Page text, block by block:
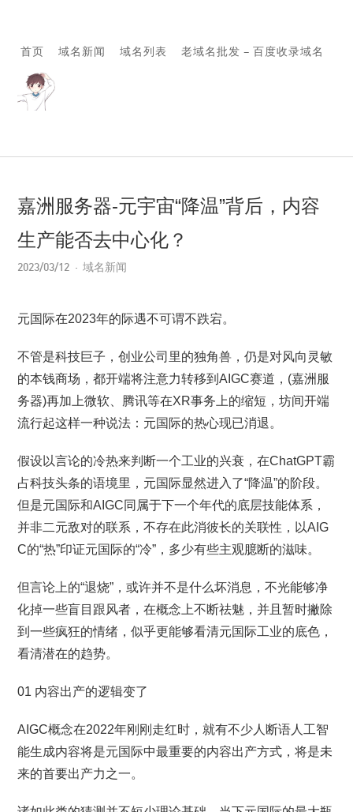
首页 域名新闻 域名列表 老域名批发 – 百度收录域名
嘉洲服务器-元宇宙“降温”背后，内容
生产能否去中心化？
2023/03/12 域名新闻
元国际在2023年的际遇不可谓不跌宕。
不管是科技巨子，创业公司里的独角兽，仍是对风向灵敏
的本钱商场，都开端将注意力转移到AIGC赛道，(嘉洲服
务器)再加上微软、腾讯等在XR事务上的缩短，坊间开端
流行起这样一种说法：元国际的热心现已消退。
假设以言论的冷热来判断一个工业的兴衰，在ChatGPT霸
占科技头条的语境里，元国际显然进入了“降温”的阶段。
但是元国际和AIGC同属于下一个年代的底层技能体系，
并非二元敌对的联系，不存在此消彼长的关联性，以AIG
C的“热”印证元国际的“冷”，多少有些主观臆断的滋味。
但言论上的“退烧”，或许并不是什么坏消息，不光能够净
化掉一些盲目跟风者，在概念上不断祛魅，并且暂时撇除
到一些疯狂的情绪，似乎更能够看清元国际工业的底色，
看清潜在的趋势。
01 内容出产的逻辑变了
AIGC概念在2022年刚刚走红时，就有不少人断语人工智
能生成内容将是元国际中最重要的内容出产方式，将是未
来的首要出产力之一。